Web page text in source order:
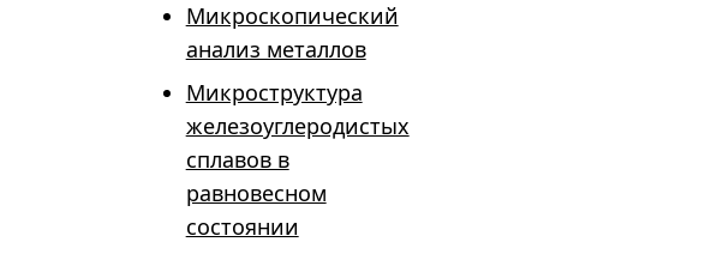
Микроскопический
анализ металлов
Микроструктура
железоуглеродистых
сплавов в
равновесном
состоянии